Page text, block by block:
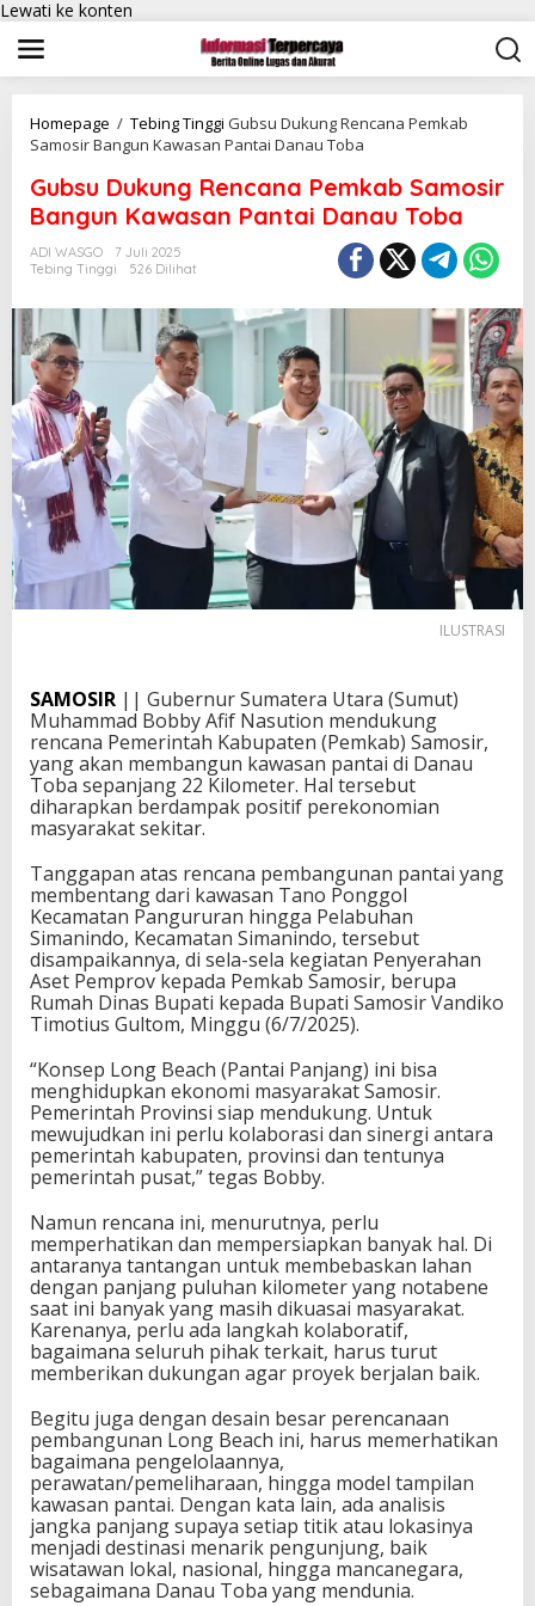
Lewati ke konten
Homepage / Tebing Tinggi Gubsu Dukung Rencana Pemkab
Samosir Bangun Kawasan Pantai Danau Toba
Gubsu Dukung Rencana Pemkab Samosir
Bangun Kawasan Pantai Danau Toba
ADI WASGO
7 Juli 2025
Tebing Tinggi
526 Dilihat
ILUSTRASI
SAMOSIR || Gubernur Sumatera Utara (Sumut)
Muhammad Bobby Afif Nasution mendukung
rencana Pemerintah Kabupaten (Pemkab) Samosir,
yang akan membangun kawasan pantai di Danau
Toba sepanjang 22 Kilometer. Hal tersebut
diharapkan berdampak positif perekonomian
masyarakat sekitar.
Tanggapan atas rencana pembangunan pantai yang
membentang dari kawasan Tano Ponggol
Kecamatan Pangururan hingga Pelabuhan
Simanindo, Kecamatan Simanindo, tersebut
disampaikannya, di sela-sela kegiatan Penyerahan
Aset Pemprov kepada Pemkab Samosir, berupa
Rumah Dinas Bupati kepada Bupati Samosir Vandiko
Timotius Gultom, Minggu (6/7/2025).
“Konsep Long Beach (Pantai Panjang) ini bisa
menghidupkan ekonomi masyarakat Samosir.
Pemerintah Provinsi siap mendukung. Untuk
mewujudkan ini perlu kolaborasi dan sinergi antara
pemerintah kabupaten, provinsi dan tentunya
pemerintah pusat,” tegas Bobby.
Namun rencana ini, menurutnya, perlu
memperhatikan dan mempersiapkan banyak hal. Di
antaranya tantangan untuk membebaskan lahan
dengan panjang puluhan kilometer yang notabene
saat ini banyak yang masih dikuasai masyarakat.
Karenanya, perlu ada langkah kolaboratif,
bagaimana seluruh pihak terkait, harus turut
memberikan dukungan agar proyek berjalan baik.
Begitu juga dengan desain besar perencanaan
pembangunan Long Beach ini, harus memerhatikan
bagaimana pengelolaannya,
perawatan/pemeliharaan, hingga model tampilan
kawasan pantai. Dengan kata lain, ada analisis
jangka panjang supaya setiap titik atau lokasinya
menjadi destinasi menarik pengunjung, baik
wisatawan lokal, nasional, hingga mancanegara,
sebagaimana Danau Toba yang mendunia.